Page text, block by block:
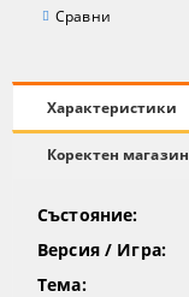
Сравни
Характеристики
Коректен магазин
Състояние:
Версия / Игра:
Тема: